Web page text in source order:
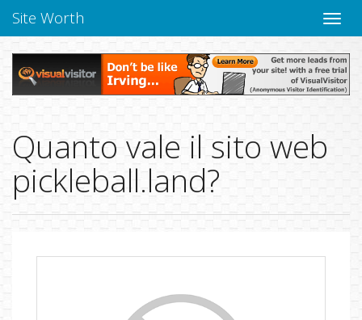
Chiudi
Site Worth
Quanto vale il sito web
pickleball.land?